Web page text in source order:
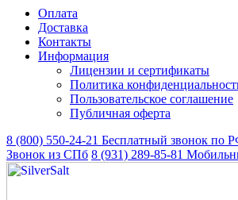
Оплата
Доставка
Контакты
Информация
Лицензии и сертификаты
Политика
Пользовательское соглашение
Публичная оферта
8 (800) 550-24-21 Бесплатный звонок по
Звонок из СПб 8 (931) 289-85-81